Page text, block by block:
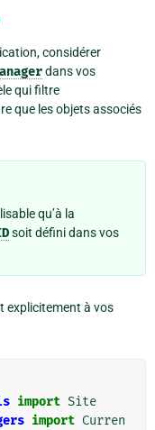
considérer
dans vos
qui filtre
que les objets associés
qu’à la
soit défini dans vos
explicitement à vos
import Site
import Curren